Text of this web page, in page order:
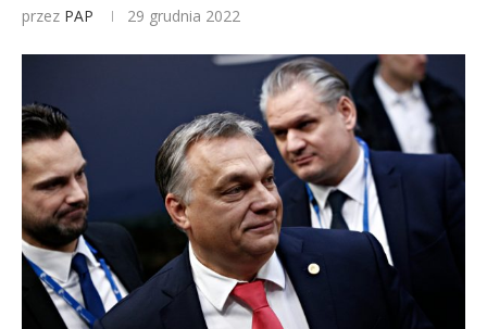
przez PAP 29 grudnia 2022